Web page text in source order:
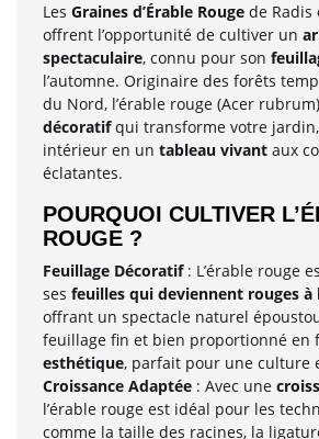
Les Graines d’Érable Rouge de Radis
offrent l’opportunité de cultiver un
spectaculaire, connu pour son
l’automne. Originaire des forêts
du Nord, l’érable rouge (Acer
décoratifqui transforme votre
intérieur en un tableau vivant aux
éclatantes.
POURQUOI CULTIVER
ROUGE ?
Feuillage Décoratif: L’érable rouge
ses feuilles qui deviennent rouges à
offrant un spectacle naturel
feuillage fin et bien proportionné en
esthétique, parfait pour une culture
Croissance Adaptée : Avec une
l’érable rouge est idéal pour les
comme la taille des racines, la